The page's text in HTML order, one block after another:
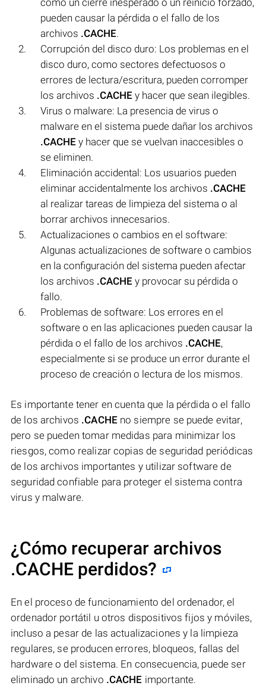
pueden causar la pérdida o el fallo de los
archivos .CACHE.
Corrupción del disco duro: Los problemas en el
disco duro, como sectores defectuosos o
errores de lectura/escritura, pueden corromper
los archivos .CACHE y hacer que sean ilegibles.
Virus o malware: La presencia de virus o
malware en el sistema puede dañar los archivos
.CACHE y hacer que se vuelvan inaccesibles o
se eliminen.
Eliminación accidental: Los usuarios pueden
eliminar accidentalmente los archivos .CACHE
al realizar tareas de limpieza del sistema o al
borrar archivos innecesarios.
Actualizaciones o cambios en el software:
Algunas actualizaciones de software o cambios
en la configuración del sistema pueden afectar
los archivos .CACHE y provocar su pérdida o
fallo.
Problemas de software: Los errores en el
software o en las aplicaciones pueden causar la
pérdida o el fallo de los archivos .CACHE,
especialmente si se produce un error durante el
proceso de creación o lectura de los mismos.
Es importante tener en cuenta que la pérdida o el fallo
de los archivos .CACHE no siempre se puede evitar,
pero se pueden tomar medidas para minimizar los
riesgos, como realizar copias de seguridad periódicas
de los archivos importantes y utilizar software de
seguridad confiable para proteger el sistema contra
virus y malware.
¿Cómo recuperar archivos
.CACHE perdidos?
En el proceso de funcionamiento del ordenador, el
ordenador portátil u otros dispositivos fijos y móviles,
incluso a pesar de las actualizaciones y la limpieza
regulares, se producen errores, bloqueos, fallas del
hardware o del sistema. En consecuencia, puede ser
eliminado un archivo .CACHE importante.